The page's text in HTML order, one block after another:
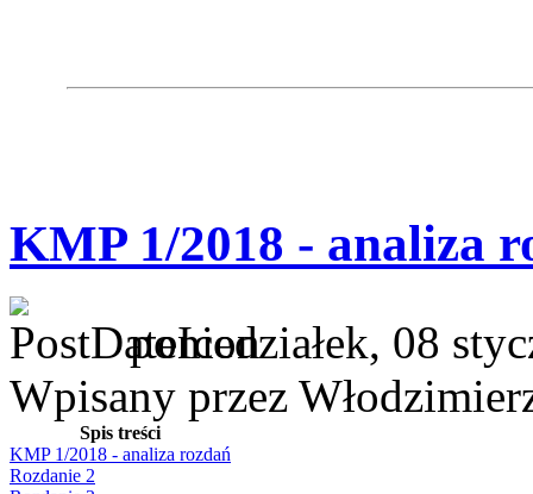
KMP 1/2018 - analiza
poniedziałek, 08
Wpisany przez
Spis treści
KMP 1/2018 - analiza rozdań
Rozdanie 2